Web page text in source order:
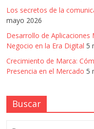
Los secretos de la
mayo 2026
Desarrollo de Aplicaciones
Negocio en la Era Digital 5
Crecimiento de Marca:
Presencia en el Mercado 5
Buscar